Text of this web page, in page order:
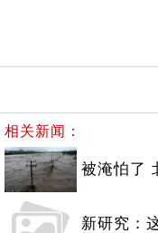
相关新闻：
被淹怕了
新研究：